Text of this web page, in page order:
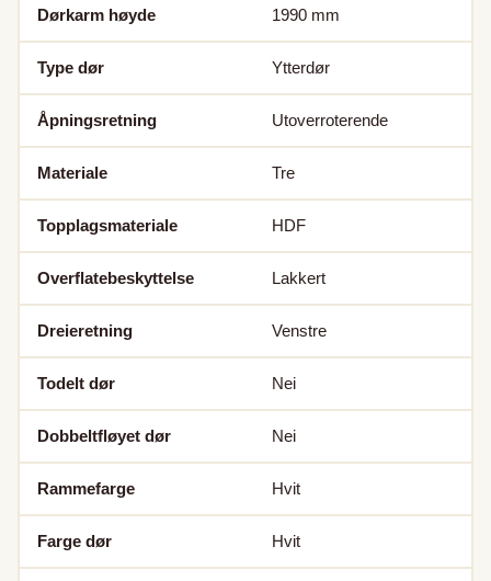
Dørkarm høyde 1990 mm
Type dør Ytterdør
Åpningsretning Utoverroterende
Materiale Tre
Topplagsmateriale HDF
Overflatebeskyttelse Lakkert
Dreieretning Venstre
Todelt dør Nei
Dobbeltfløyet dør Nei
Rammefarge Hvit
Farge dør Hvit